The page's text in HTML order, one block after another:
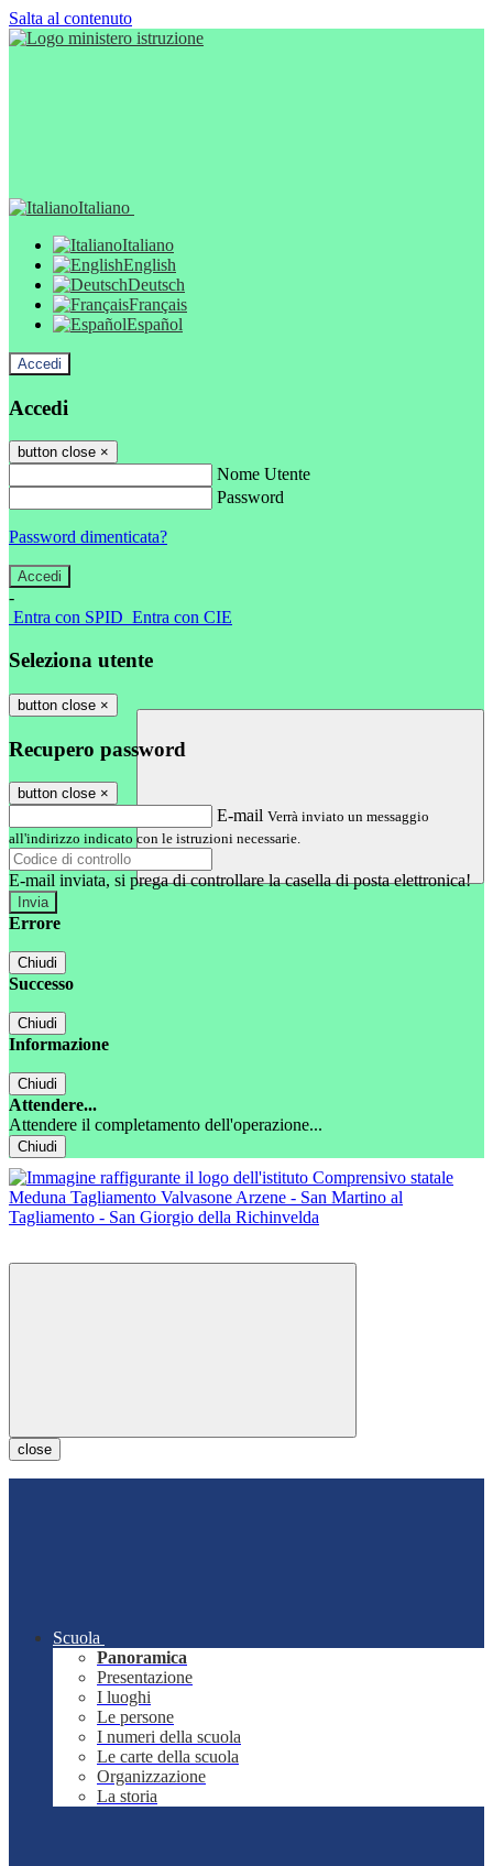
Salta al contenuto
Italiano
Italiano
English
Deutsch
Français
Español
Accedi
Accedi
button close ×
Nome Utente
Password
Password dimenticata?
-
Entra con SPID Entra con CIE
Seleziona utente
button close ×
Recupero password
button close ×
E-mail Verrà inviato un messaggio
all'indirizzo indicato con le istruzioni necessarie.
E-mail inviata, si prega di controllare la casella di posta elettronica!
Errore
Chiudi
Successo
Chiudi
Informazione
Chiudi
Attendere...
Attendere il completamento dell'operazione...
Chiudi
close
Scuola
Panoramica
Presentazione
I luoghi
Le persone
I numeri della scuola
Le carte della scuola
Organizzazione
La storia